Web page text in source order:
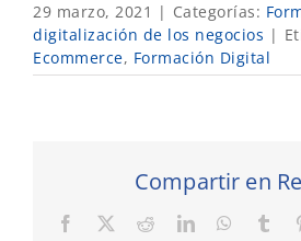
29 marzo, 2021 | Categorías:
digitalización de los negocios |
Ecommerce, Formación Digital
Compartir en
Facebook RedditLinkedIn